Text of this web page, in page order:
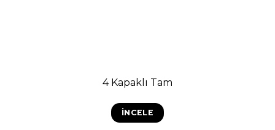
4 Kapaklı Tam
İNCELE